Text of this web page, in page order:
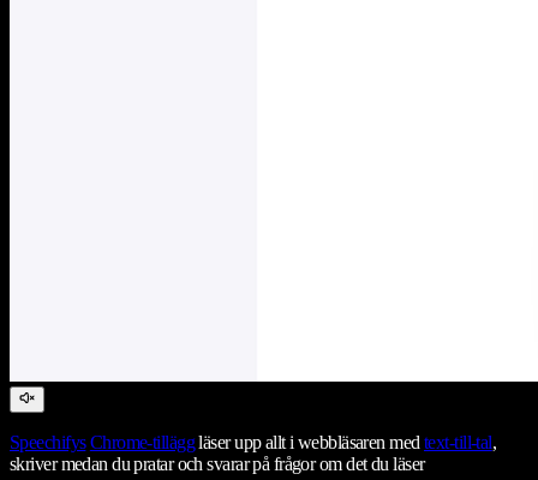
Speechifys Chrome-tilläggläser upp allt i webbläsaren med text-till-tal,
skriver medan du pratar och svarar på frågor om det du läser